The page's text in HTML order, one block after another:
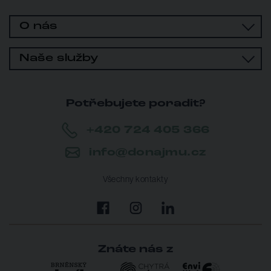
O nás
Naše služby
Potřebujete poradit?
Všechny kontakty
Znáte nás z